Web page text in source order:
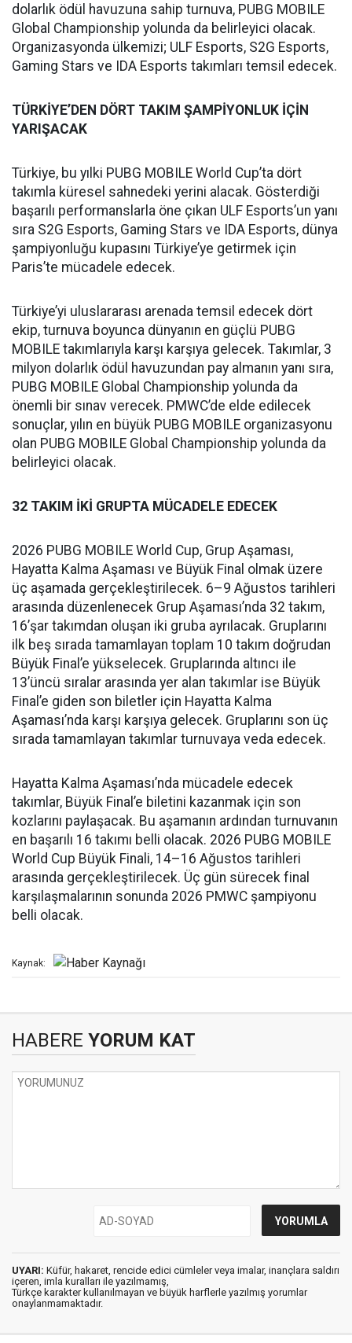
dolarlık ödül havuzuna sahip turnuva, PUBG MOBILE
Global Championship yolunda da belirleyici olacak.
Organizasyonda ülkemizi; ULF Esports, S2G Esports,
Gaming Stars ve IDA Esports takımları temsil edecek.
TÜRKİYE’DEN DÖRT TAKIM ŞAMPİYONLUK İÇİN
YARIŞACAK
Türkiye, bu yılki PUBG MOBILE World Cup’ta dört
takımla küresel sahnedeki yerini alacak. Gösterdiği
başarılı performanslarla öne çıkan ULF Esports’un yanı
sıra S2G Esports, Gaming Stars ve IDA Esports, dünya
şampiyonluğu kupasını Türkiye’ye getirmek için
Paris’te mücadele edecek.
Türkiye’yi uluslararası arenada temsil edecek dört
ekip, turnuva boyunca dünyanın en güçlü PUBG
MOBILE takımlarıyla karşı karşıya gelecek. Takımlar, 3
milyon dolarlık ödül havuzundan pay almanın yanı sıra,
PUBG MOBILE Global Championship yolunda da
önemli bir sınav verecek. PMWC’de elde edilecek
sonuçlar, yılın en büyük PUBG MOBILE organizasyonu
olan PUBG MOBILE Global Championship yolunda da
belirleyici olacak.
32 TAKIM İKİ GRUPTA MÜCADELE EDECEK
2026 PUBG MOBILE World Cup, Grup Aşaması,
Hayatta Kalma Aşaması ve Büyük Final olmak üzere
üç aşamada gerçekleştirilecek. 6–9 Ağustos tarihleri
arasında düzenlenecek Grup Aşaması’nda 32 takım,
16’şar takımdan oluşan iki gruba ayrılacak. Gruplarını
ilk beş sırada tamamlayan toplam 10 takım doğrudan
Büyük Final’e yükselecek. Gruplarında altıncı ile
13’üncü sıralar arasında yer alan takımlar ise Büyük
Final’e giden son biletler için Hayatta Kalma
Aşaması’nda karşı karşıya gelecek. Gruplarını son üç
sırada tamamlayan takımlar turnuvaya veda edecek.
Hayatta Kalma Aşaması’nda mücadele edecek
takımlar, Büyük Final’e biletini kazanmak için son
kozlarını paylaşacak. Bu aşamanın ardından turnuvanın
en başarılı 16 takımı belli olacak. 2026 PUBG MOBILE
World Cup Büyük Finali, 14–16 Ağustos tarihleri
arasında gerçekleştirilecek. Üç gün sürecek final
karşılaşmalarının sonunda 2026 PMWC şampiyonu
belli olacak.
Kaynak:
HABERE YORUM KAT
UYARI: Küfür, hakaret, rencide edici cümleler veya imalar, inançlara saldırı
içeren, imla kuralları ile yazılmamış,
Türkçe karakter kullanılmayan ve büyük harflerle yazılmış yorumlar
onaylanmamaktadır.